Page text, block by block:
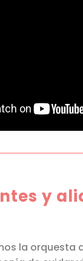
y
la orquesta